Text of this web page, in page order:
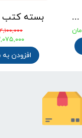
۴,۱۰۰,۰۰۰ تومان
۳,۰۷۵,۰۰۰
افزودن
کتاب مکمل دروس حیطه عمومی ویژه آزمون استخدامی آموزش و پرورش 1405 نشر چهارخونه